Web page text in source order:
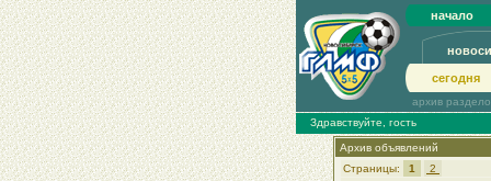
начало
сегодня
архив
Здравствуйте, гость
Архив объявлений
Страницы:
1 2